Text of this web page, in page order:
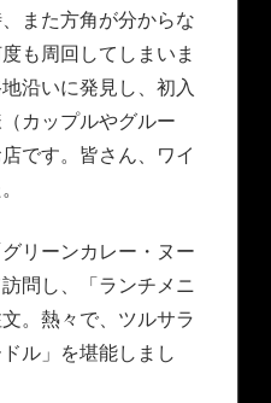
また方角が分からな
も周回してしまいま
沿いに発見し、初入
カップルやグルー
です。皆さん、ワイ
リーンカレー・ヌー
問し、「ランチメニ
。熱々で、ツルサラ
ル」を堪能しまし